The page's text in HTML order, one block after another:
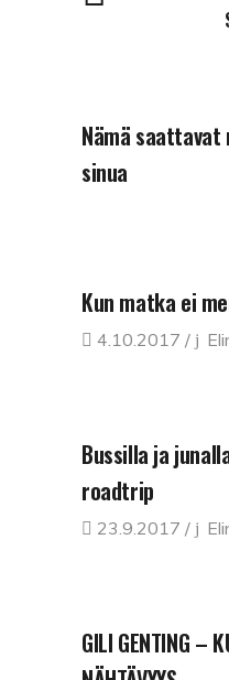
Nämä
sinua
Kun matka ei
4.10.2017
Bussilla ja
roadtrip
23.9.2017
GILI GENTING –